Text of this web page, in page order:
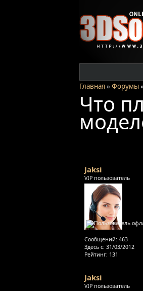
Главная» Форумы»
Что
Jaksi
VIP пользователь
Сообщений: 463
Здесь с: 31/03/2012
Рейтинг: 131
Jaksi
VIP пользователь